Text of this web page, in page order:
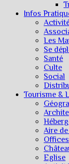
Infos
Les
Se
Santé
Culte
Social
Tourisme &
Aire
Eglise